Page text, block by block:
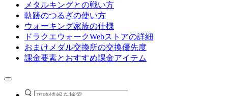
メタルキングとの戦い方
軌跡のつるぎの使い方
ウォーキング家族の仕様
ドラクエウォークWebストアの詳細
おまけメダル交換所の交換優先度
課金要素とおすすめ課金アイテム